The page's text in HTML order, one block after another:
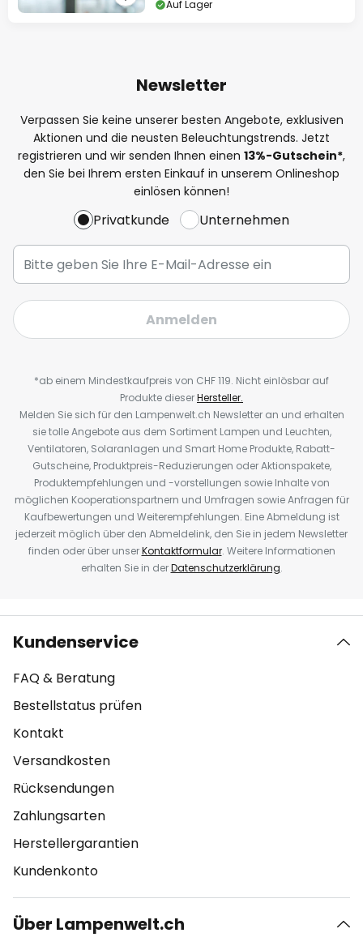
Auf Lager
Newsletter
Verpassen Sie keine unserer besten Angebote, exklusiven
Aktionen und die neusten Beleuchtungstrends. Jetzt
registrieren und wir senden Ihnen einen 13%-Gutschein*,
den Sie bei Ihrem ersten Einkauf in unserem Onlineshop
einlösen können!
Privatkunde Unternehmen
Anmelden
*ab einem Mindestkaufpreis von CHF 119. Nicht einlösbar auf
Produkte dieserHersteller.
Melden Sie sich für den Lampenwelt.ch Newsletter an und erhalten
sie tolle Angebote aus dem Sortiment Lampen und Leuchten,
Ventilatoren, Solaranlagen und Smart Home Produkte, Rabatt-
Gutscheine, Produktpreis-Reduzierungen oder Aktionspakete,
Produktempfehlungen und -vorstellungen sowie Inhalte von
möglichen Kooperationspartnern und Umfragen sowie Anfragen für
Kaufbewertungen und Weiterempfehlungen. Eine Abmeldung ist
jederzeit möglich über den Abmeldelink, den Sie in jedem Newsletter
finden oder über unserKontaktformular. Weitere Informationen
erhalten Sie in derDatenschutzerklärung.
Kundenservice
FAQ & Beratung
Bestellstatus prüfen
Kontakt
Versandkosten
Rücksendungen
Zahlungsarten
Herstellergarantien
Kundenkonto
Über Lampenwelt.ch